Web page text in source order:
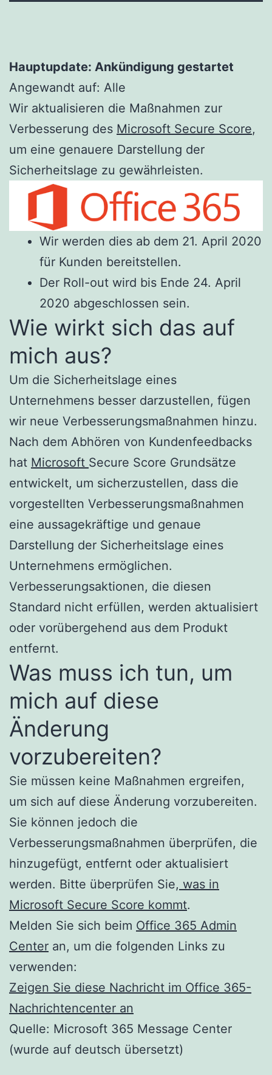
Hauptupdate: Ankündigung gestartet
Angewandt auf: Alle
Wir aktualisieren die Maßnahmen zur
Verbesserung des Microsoft Secure Score,
um eine genauere Darstellung der
Sicherheitslage zu gewährleisten.
Wir werden dies ab dem 21. April 2020
für Kunden bereitstellen.
Der Roll-out wird bis Ende 24. April
2020 abgeschlossen sein.
Wie wirkt sich das auf
mich aus?
Um die Sicherheitslage eines
Unternehmens besser darzustellen, fügen
wir neue Verbesserungsmaßnahmen hinzu.
Nach dem Abhören von Kundenfeedbacks
hat Microsoft Secure Score Grundsätze
entwickelt, um sicherzustellen, dass die
vorgestellten Verbesserungsmaßnahmen
eine aussagekräftige und genaue
Darstellung der Sicherheitslage eines
Unternehmens ermöglichen.
Verbesserungsaktionen, die diesen
Standard nicht erfüllen, werden aktualisiert
oder vorübergehend aus dem Produkt
entfernt.
Was muss ich tun, um
mich auf diese
Änderung
vorzubereiten?
Sie müssen keine Maßnahmen ergreifen,
um sich auf diese Änderung vorzubereiten.
Sie können jedoch die
Verbesserungsmaßnahmen überprüfen, die
hinzugefügt, entfernt oder aktualisiert
werden. Bitte überprüfen Sie, was in
Microsoft Secure Score kommt.
Melden Sie sich beim Office 365 Admin
Center an, um die folgenden Links zu
verwenden:
Zeigen Sie diese Nachricht im Office 365-
Nachrichtencenter an
Quelle: Microsoft 365 Message Center
(wurde auf deutsch übersetzt)